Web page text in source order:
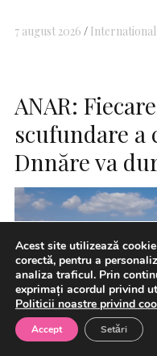
7 august 2026 International
ANAR:
scufundare a
Dnnăre va
Acest site utilizează
corectă, pentru a
analiza traficul. Prin
exprimați acordul privind
Politicii noastre privind
Accept Setări